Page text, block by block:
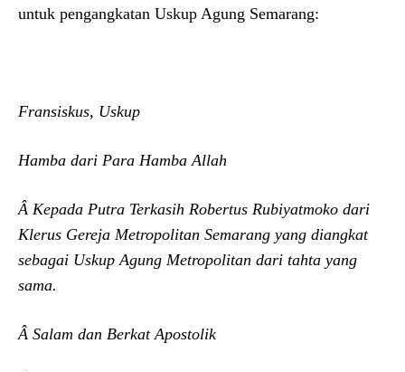
untuk pengangkatan Uskup Agung Semarang:
Fransiskus, Uskup
Hamba dari Para Hamba Allah
Â Kepada Putra Terkasih Robertus Rubiyatmoko dari
Klerus Gereja Metropolitan Semarang yang diangkat
sebagai Uskup Agung Metropolitan dari tahta yang
sama.
Â Salam dan Berkat Apostolik